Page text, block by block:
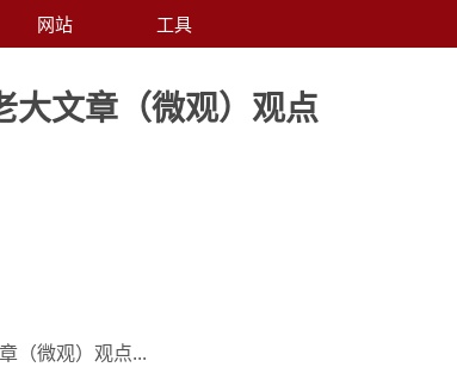
网站 工具
大文章（微观）观点
（微观）观点...